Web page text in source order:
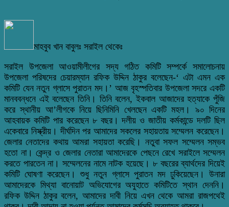
মাহবুব খান বাবুলঃ সরাইল থেকেঃ
সরাইল উপজেলা আওয়ামীলীগের সদ্য গঠিত কমিটি সম্পর্কে সমালোচনায়
উপজেলা পরিষদের চেয়ারম্যান রফিক উদ্দিন ঠাকুর বলেছেন-‘ এটা এমন এক
কমিটি যেন নতুন গ্লাসে পুরাতন মদ।’ আজ বৃহস্পতিবার উপজেলা সদরে একটি
মানববন্ধনে এই বলেছেন তিনি। তিনি বলেন, ইকবাল আজাদের হত্যাকে পুঁজি
করে স্থানীয় আ’লীগকে নিয়ে ছিনিমিনি খেলছেন একটি মহল। ৯০ দিনের
আহবায়ক কমিটি পার করেছেন ৮ বছর। দলীয় ও জাতীয় কর্মকান্ডে দলটি ছিল
একেবারে নিস্ক্রীয়। দীর্ঘদিন পর আমাদের সকলের সহায়তায় সম্মেলন করেছেন।
জেলার নেতাদের কথায় আমরা সহায়তা করেছি। নতুবা সফল সম্মেলন সম্ভব
হতো না। কেন্দ্র ও জেলার নেতারা আমাদেরকে পেছনে রেখে সরাইলে সম্মেলন
করতে পারতেন না। সম্মেলনের নামে নাটক হয়েছে। ৮ বছরের ব্যার্থদের দিয়েই
কমিটি ঘোষণা করেছেন। শুধু নতুন গ্লাসে পুরাতন মদ ঢুকিয়েছেন। উনারা
আমাদেরকে মিথ্যা বানোয়াট অভিযোগের অযুহাতে কমিটিতে স্থান দেননি।
রফিক উদ্দিন ঠাকুর বলেন, আমাদের দাবী নিয়ে এখন থেকে আমরা রাজপথেই